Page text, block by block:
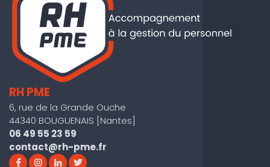
RH PME
6, rue de la Grande Ouche
44340 BOUGUENAIS [Nantes]
06 49 55 23 59
contact@rh-pme.fr